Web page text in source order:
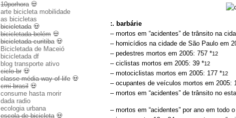
:. barbárie
– mortos em “acidentes” de trânsito na
– homicídios na cidade de São Paulo em
– pedestres mortos em 2005: 757 *12
– ciclistas mortos em 2005: 39 *12
– motociclistas mortos em 2005: 177 *12
– ocupantes de veículos mortos em 2005:
– mortos em “acidentes” de trânsito no
– mortos em “acidentes” por ano em todo
10porhora💀
arte bicicleta mobilidade
as bicicletas
bicicletada💀
bicicletada belém 💀
bicicletada curitiba💀
Bicicletada de Maceió
bicicletada df
blog transporte ativo
ciclo br 💀
classe média way of life 💀
cmi brasil 💀
consume hasta morir
dada radio
ecologia urbana
escola de bicicleta💀